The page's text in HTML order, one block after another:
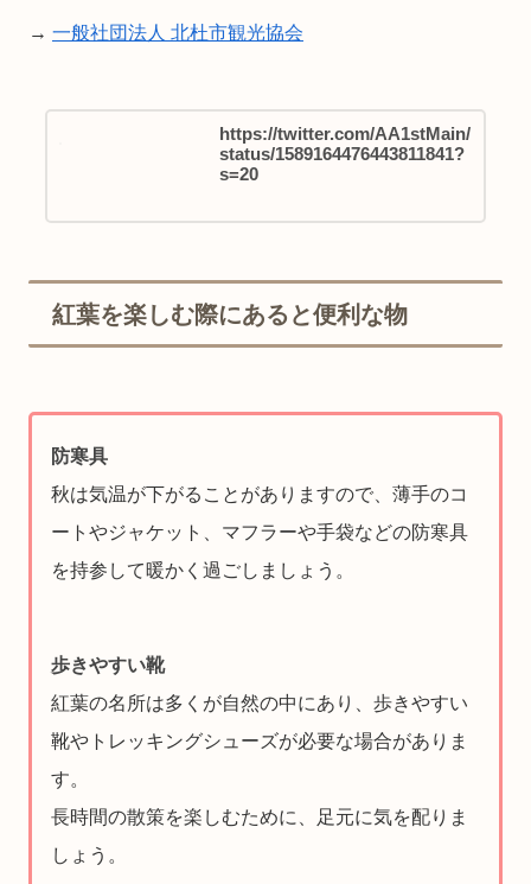
→ 一般社団法人 北杜市観光協会
https://twitter.com/AA1stMain/
status/1589164476443811841?
s=20
紅葉を楽しむ際にあると便利な物
防寒具
秋は気温が下がることがありますので、薄手のコ
ートやジャケット、マフラーや手袋などの防寒具
を持参して暖かく過ごしましょう。
歩きやすい靴
紅葉の名所は多くが自然の中にあり、歩きやすい
靴やトレッキングシューズが必要な場合がありま
す。
長時間の散策を楽しむために、足元に気を配りま
しょう。